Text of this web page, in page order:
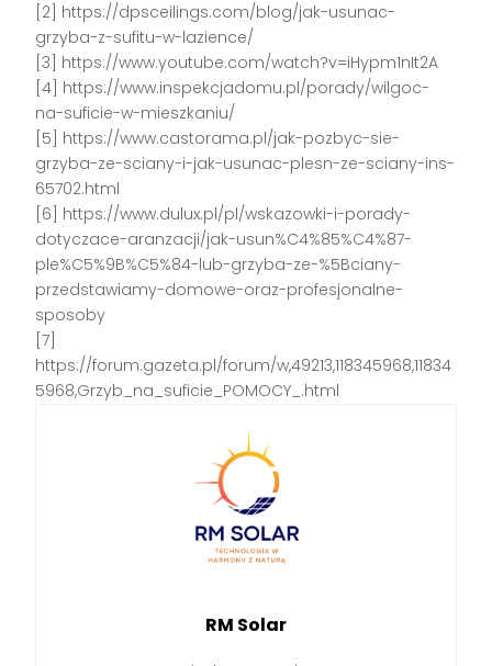
[2] https://dpsceilings.com/blog/jak-usunac-
grzyba-z-sufitu-w-lazience/
[3] https://www.youtube.com/watch?v=iHypm1nIt2A
[4] https://www.inspekcjadomu.pl/porady/wilgoc-
na-suficie-w-mieszkaniu/
[5] https://www.castorama.pl/jak-pozbyc-sie-
grzyba-ze-sciany-i-jak-usunac-plesn-ze-sciany-ins-
65702.html
[6] https://www.dulux.pl/pl/wskazowki-i-porady-
dotyczace-aranzacji/jak-usun%C4%85%C4%87-
ple%C5%9B%C5%84-lub-grzyba-ze-%5Bciany-
przedstawiamy-domowe-oraz-profesjonalne-
sposoby
[7]
https://forum.gazeta.pl/forum/w,49213,118345968,11834
5968,Grzyb_na_suficie_POMOCY_.html
RM Solar